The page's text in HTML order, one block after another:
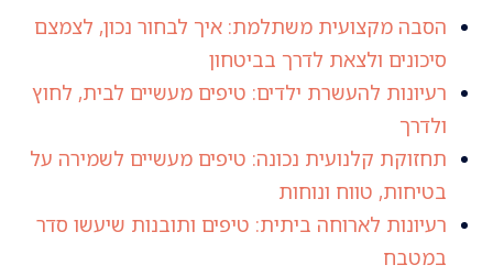
הסבה מקצועית משתלמת: איך לבחור נכון, לצמצם
סיכונים ולצאת לדרך בביטחון
רעיונות להעשרת ילדים: טיפים מעשיים לבית, לחוץ
ולדרך
תחזוקת קלנועית נכונה: טיפים מעשיים לשמירה על
בטיחות, טווח ונוחות
רעיונות לארוחה ביתית: טיפים ותובנות שיעשו סדר
במטבח